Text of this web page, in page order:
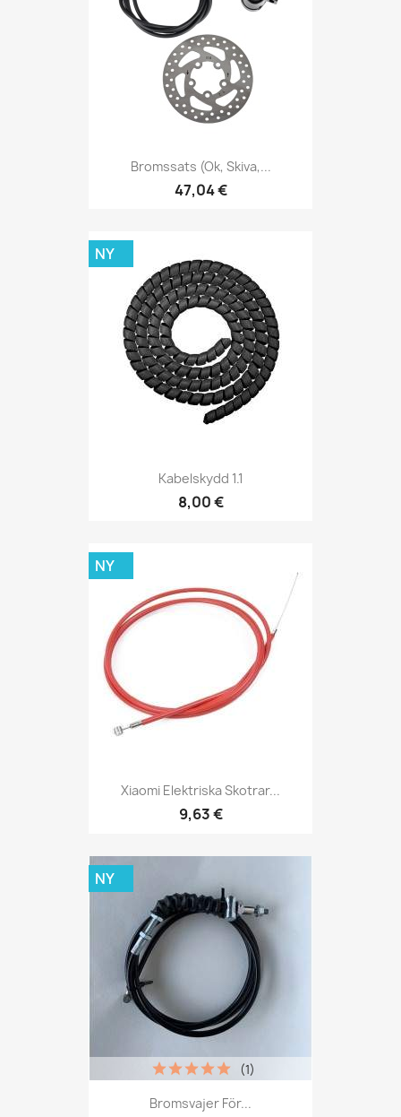
Bromssats (ok, Skiva,...
47,04 €
Kabelskydd 1.1
8,00 €
NY
Xiaomi Elektriska Skotrar...
9,63 €
NY
Bromsvajer För...
(1)
NY